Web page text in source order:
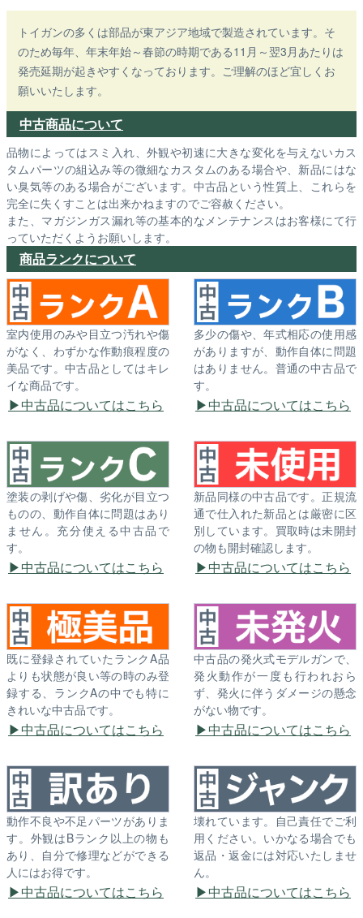
トイガンの多くは部品が東アジア地域で製造されています。そ
のため毎年、年末年始～春節の時期である11月～翌3月あたりは
発売延期が起きやすくなっております。ご理解のほど宜しくお
願いいたします。
中古商品について
品物によってはスミ入れ、外観や初速に大きな変化を与えないカス
タムパーツの組込み等の微細なカスタムのある場合や、新品にはな
い臭気等のある場合がございます。中古品という性質上、これらを
完全に失くすことは出来かねますのでご容赦ください。
また、マガジンガス漏れ等の基本的なメンテナンスはお客様にて行
っていただくようお願いします。
商品ランクについて
室内使用のみや目立つ汚れや傷
がなく、わずかな作動痕程度の
美品です。中古品としてはキレ
イな商品です。
中古品についてはこちら
多少の傷や、年式相応の使用感
がありますが、動作自体に問題
はありません。普通の中古品で
す。
中古品についてはこちら
塗装の剥げや傷、劣化が目立つ
ものの、動作自体に問題はあり
ません。充分使える中古品で
す。
中古品についてはこちら
新品同様の中古品です。正規流
通で仕入れた新品とは厳密に区
別しています。買取時は未開封
の物も開封確認します。
中古品についてはこちら
既に登録されていたランクA品
よりも状態が良い等の時のみ登
録する、ランクAの中でも特に
きれいな中古品です。
中古品についてはこちら
中古品の発火式モデルガンで、
発火動作が一度も行われおら
ず、発火に伴うダメージの懸念
がない物です。
中古品についてはこちら
動作不良や不足パーツがありま
す。外観はBランク以上の物も
あり、自分で修理などができる
人にはお得です。
中古品についてはこちら
壊れています。自己責任でご利
用ください。いかなる場合でも
返品・返金には対応いたしませ
ん。
中古品についてはこちら